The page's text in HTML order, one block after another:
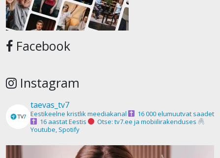
Facebook
Instagram
taevas_tv7
Eestikeelne kristlik meediakanal
16 000 elumuutvat saadet
16 aastat Eestis
Otse: tv7.ee ja mobiilirakenduses
Youtube, Spotify